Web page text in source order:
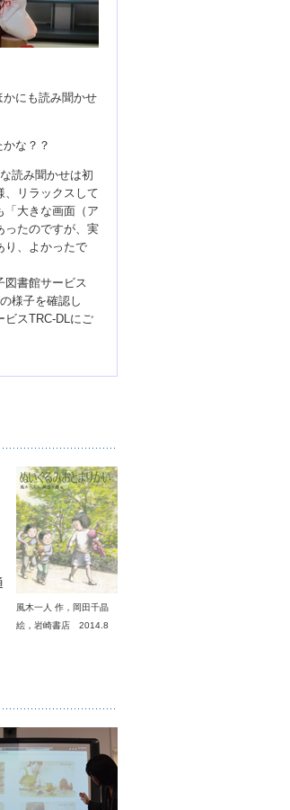
かにも読み聞かせ
な？？
読み聞かせは初
、リラックスして
「大きな画面（ア
ったのですが、実
り、よかったで
図書館サービス
様子を確認し
ビスTRC-DLにご
風木一人 作，岡田千晶
絵，岩崎書店 2014.8